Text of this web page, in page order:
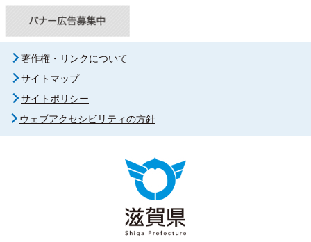
著作権・リンクについて
サイトマップ
サイトポリシー
ウェブアクセシビリティの方針